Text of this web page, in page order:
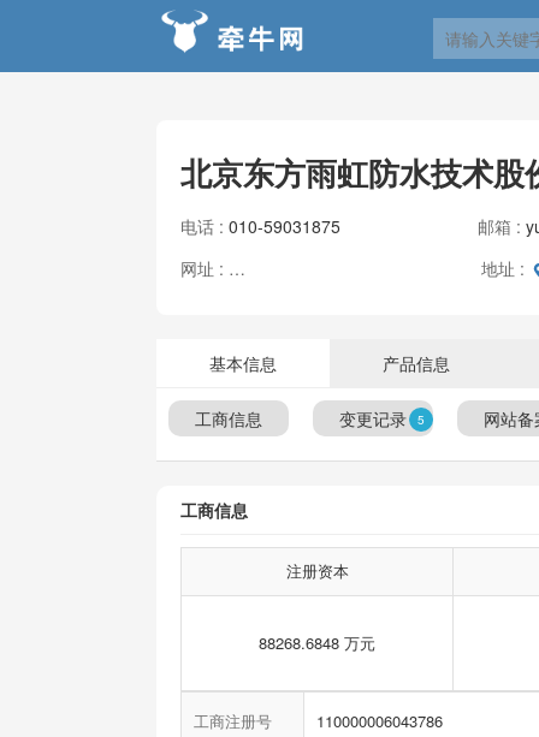
北京东方雨虹防水技术股
电话 : 010-59031875 邮箱 :
网址 :
http://www.yuhong.com.cn/ 地址 :
基本信息 产品信息
工商信息 变更记录 5 网站备
工商信息
注册资本
88268.6848 万元
工商注册号 110000006043786